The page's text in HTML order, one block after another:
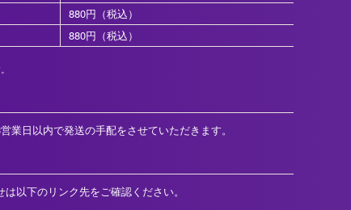
880円（税込）
880円（税込）
業日以内で発送の手配をさせていただきます。
以下のリンク先をご確認ください。